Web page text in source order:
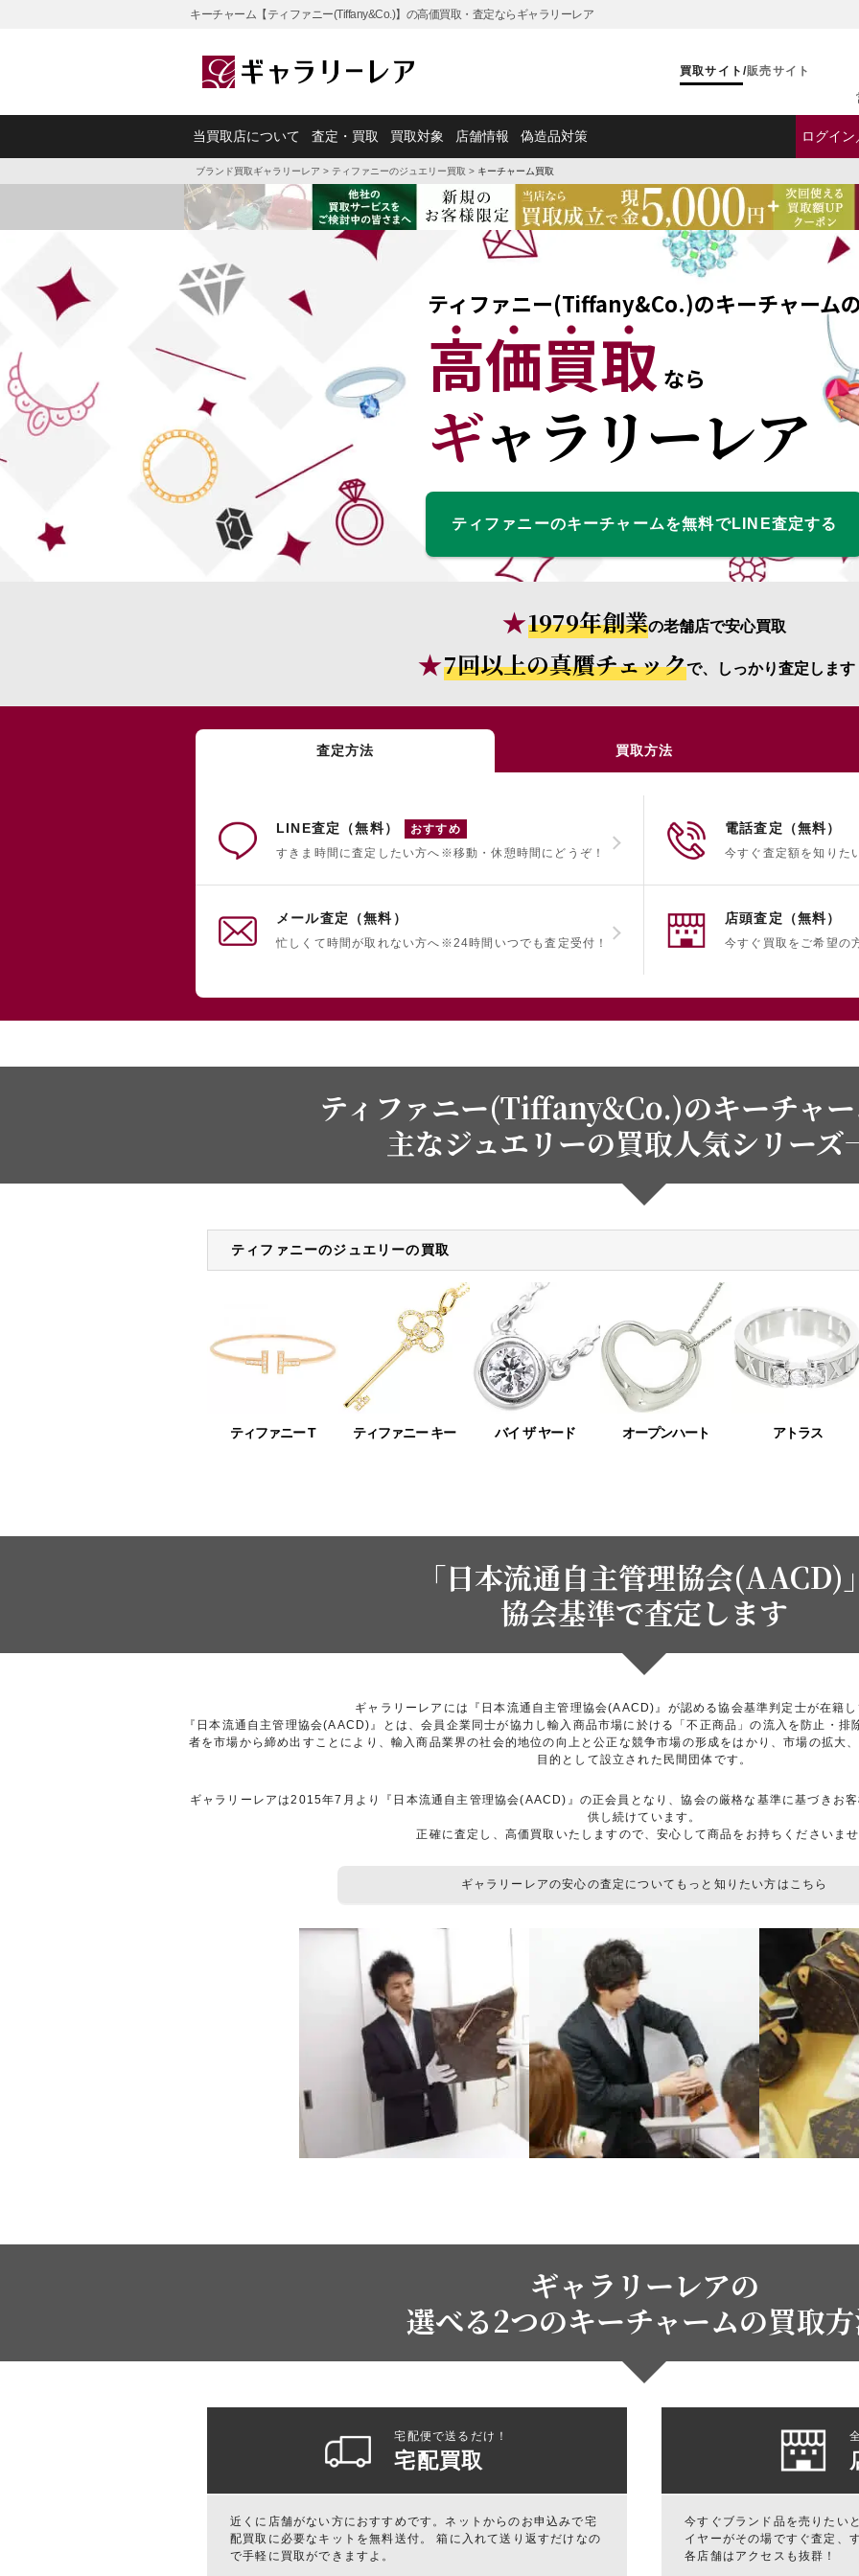
キーチャーム【ティファニー(Tiffany&Co.)】の高価買取・査定ならギャラリーレア
買取サイト /販売サイト
当買取店について 査定・買取 買取対象 店舗情報 偽造品対策 ログイ
ブランド買取ギャラリーレア > ティファニーのジュエリー買取 > キーチャーム買取
ティファニー(Tiffany&Co.)のキーチャームの
高価買取 なら
ギャラリーレア
ティファニーのキーチャームを無料でLINE査定する
1979年創業の老舗店で安心買取
7回以上の真贋チェックで、しっかり査定します
査定方法 買取方法
LINE査定（無料）
おすすめ
すきま時間に査定したい方へ ※移動・休憩時間にどうぞ！
電話査定（無料）
今すぐ査定額を知りた
メール査定（無料）
忙しくて時間が取れない方へ ※24時間いつでも査定受付！
店頭査定（無料）
今すぐ買取をご希望の
ティファニー(Tiffany&Co.)のキーチャ
主なジュエリーの買取人気シリーズ
ティファニーのジュエリーの買取
ティファニー T ティファニー キー バイ ザ ヤード オープンハート アトラス
「日本流通自主管理協会(AACD)」
協会基準で査定します
ギャラリーレアには『日本流通自主管理協会(AACD)』が認める協会基準判定士が在籍し
『日本流通自主管理協会(AACD)』とは、会員企業同士が協力し輸入商品市場に於ける「不正商品」の流入を防止・
者を市場から締め出すことにより、輸入商品業界の社会的地位の向上と公正な競争市場の形成をはかり、市場の拡大
目的として設立された民間団体です。
ギャラリーレアは2015年7月より『日本流通自主管理協会(AACD)』の正会員となり、協会の厳格な基準に基づきお
供し続けています。
正確に査定し、高価買取いたしますので、安心して商品をお持ちくださいませ
ギャラリーレアの安心の査定についてもっと知りたい方はこちら
ギャラリーレアの
選べる2つのキーチャームの買取
宅配便で送るだけ！
宅配買取
近くに店舗がない方におすすめです。ネットからのお申込みで宅
配買取に必要なキットを無料送付。 箱に入れて送り返すだけなの
で手軽に買取ができますよ。
今すぐブランド品を売りたい
イヤーがその場ですぐ査定、
各店舗はアクセスも抜群！